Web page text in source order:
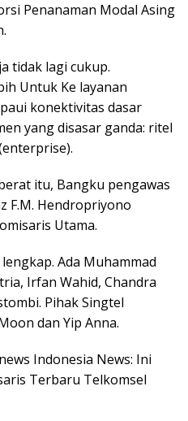
Penanaman Modal Asing
tidak lagi cukup.
Untuk Ke layanan
konektivitas dasar
yang disasar ganda: ritel
itu, Bangku pengawas
F.M. Hendropriyono
Utama.
Ada Muhammad
Irfan Wahid, Chandra
Pihak Singtel
dan Yip Anna.
Indonesia News: Ini
Terbaru Telkomsel